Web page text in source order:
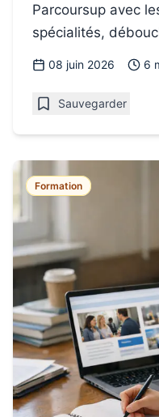
Parcoursup avec
spécialités,
cohérence du projet.
08 juin 2026 6
Sauvegarder
Formation